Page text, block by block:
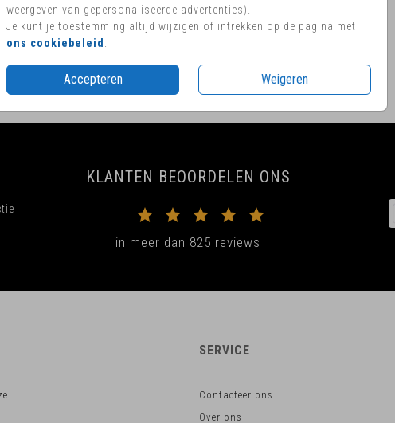
weergeven van gepersonaliseerde advertenties).
Je kunt je toestemming altijd wijzigen of intrekken op de pagina met
ons cookiebeleid
Accepteren Weigeren
KLANTEN BEOORDELEN ONS
in meer dan 825 reviews
SERVICE
Contacteer ons
Over ons